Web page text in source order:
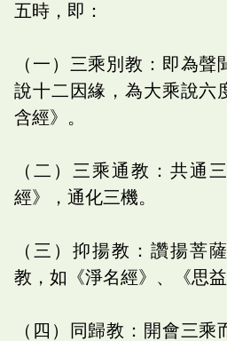
五時，即：
（一）三乘別教：即為
說十二因緣，為大乘說六
含經》。
（二）三乘通教：共通
經》，通化三機。
（三）抑揚教：讚揚菩
教，如《淨名經》、《思益
（四）同歸教：開會三乘